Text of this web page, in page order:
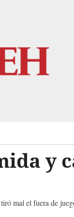
y
mal el fuera de